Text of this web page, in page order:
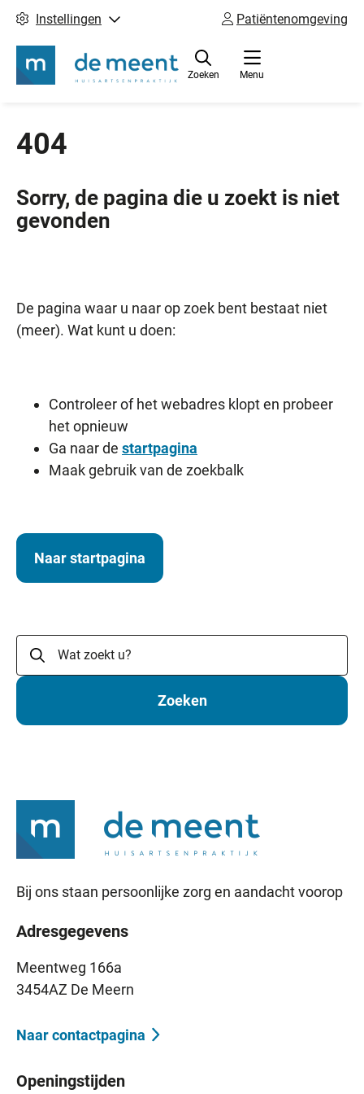
Instellingen Patiëntenomgeving
Menu
Zoeken
Sorry, de pagina die u zoekt is niet
gevonden
404
De pagina waar u naar op zoek bent bestaat niet
(meer). Wat kunt u doen:
Controleer of het webadres klopt en probeer
het opnieuw
Ga naar de startpagina
Maak gebruik van de zoekbalk
Naar startpagina
Zoeken
Bij ons staan persoonlijke zorg en aandacht voorop
Adresgegevens
Meentweg 166a
3454AZ De Meern
Naar contactpagina
Openingstijden